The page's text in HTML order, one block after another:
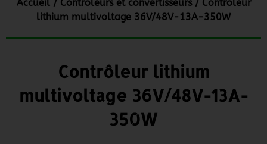
Accueil/ Contrôleurs et convertisseurs/ Contrôleur
lithium multivoltage 36V/48V-13A-350W
Contrôleur lithium
multivoltage 36V/48V-13A-
350W